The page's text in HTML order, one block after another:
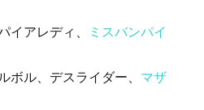
イアレディ、
ミスバンパイ
ボル、デスライダー、 マザ